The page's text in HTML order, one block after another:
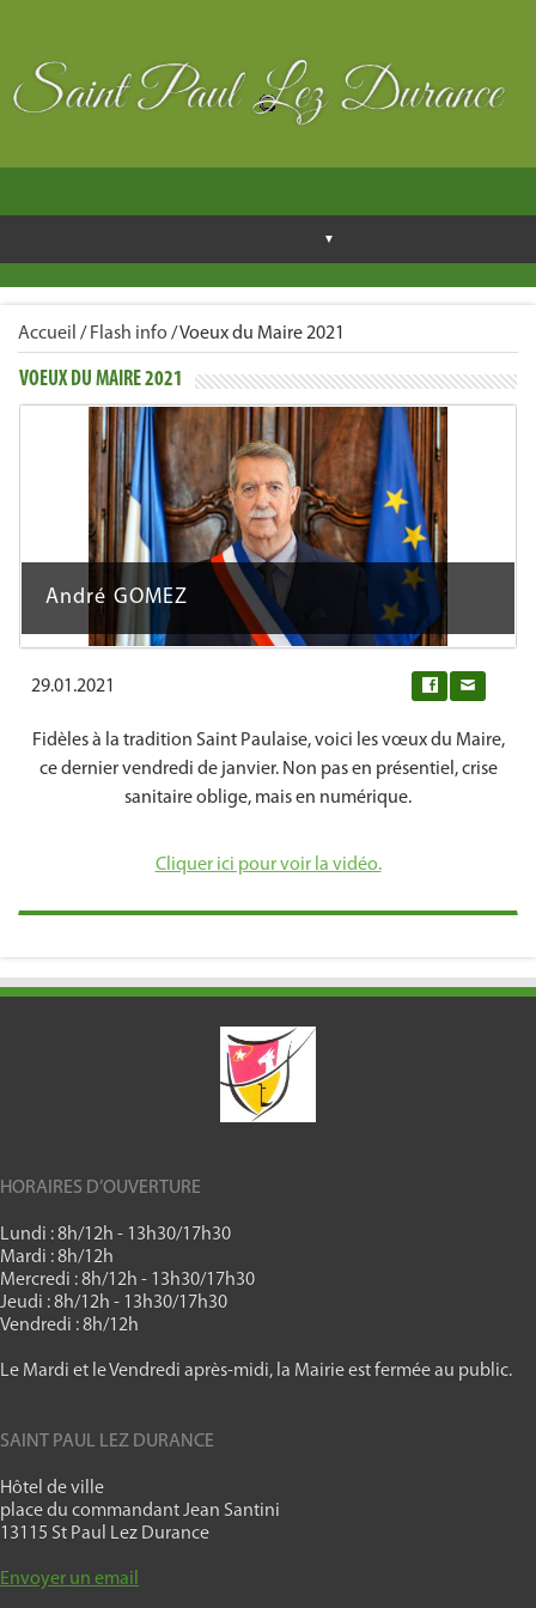
Accueil / Flash info /Voeux du Maire 2021
VOEUX DU MAIRE 2021
André GOMEZ
29.01.2021
Fidèles à la tradition Saint Paulaise, voici les vœux du Maire,
ce dernier vendredi de janvier. Non pas en présentiel, crise
sanitaire oblige, mais en numérique.
Cliquer ici pour voir la vidéo.
HORAIRES D’OUVERTURE
Lundi : 8h/12h - 13h30/17h30
Mardi : 8h/12h
Mercredi : 8h/12h - 13h30/17h30
Jeudi : 8h/12h - 13h30/17h30
Vendredi : 8h/12h
Le Mardi et le Vendredi après-midi, la Mairie est fermée au public.
SAINT PAUL LEZ DURANCE
Hôtel de ville
place du commandant Jean Santini
13115 St Paul Lez Durance
Envoyer un email